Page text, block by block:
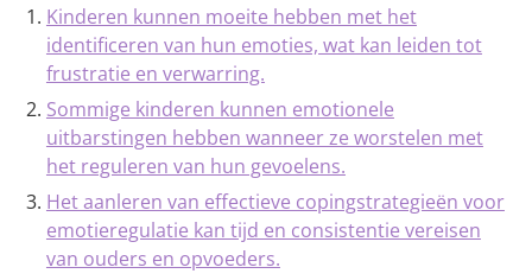
Kinderen kunnen moeite hebben met het
identificeren van hun emoties, wat kan leiden tot
frustratie en verwarring.
Sommige kinderen kunnen emotionele
uitbarstingen hebben wanneer ze worstelen met
het reguleren van hun gevoelens.
Het aanleren van effectieve copingstrategieën voor
emotieregulatie kan tijd en consistentie vereisen
van ouders en opvoeders.